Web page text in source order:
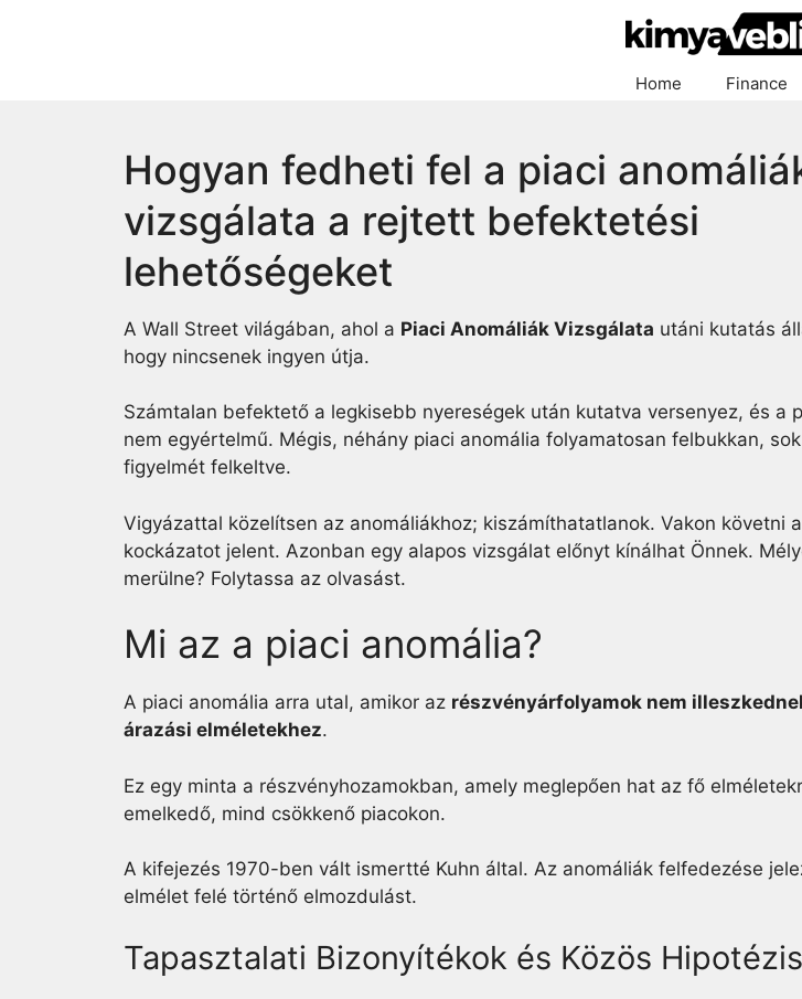
Home Finance
Hogyan fedheti fel a piaci
vizsgálata a rejtett befektetési
lehetőségeket
A Wall Street világában, ahol a Piaci Anomáliák Vizsgálata utáni kutatás
hogy nincsenek ingyen útja.
Számtalan befektető a legkisebb nyereségek után kutatva versenyez, és a
nem egyértelmű. Mégis, néhány piaci anomália folyamatosan felbukkan,
figyelmét felkeltve.
Vigyázattal közelítsen az anomáliákhoz; kiszámíthatatlanok. Vakon követni
kockázatot jelent. Azonban egy alapos vizsgálat előnyt kínálhat Önnek.
merülne? Folytassa az olvasást.
Mi az a piaci anomália?
A piaci anomália arra utal, amikor az részvényárfolyamok nem
árazási elméletekhez.
Ez egy minta a részvényhozamokban, amely meglepően hat az fő
emelkedő, mind csökkenő piacokon.
A kifejezés 1970-ben vált ismertté Kuhn által. Az anomáliák felfedezése
elmélet felé történő elmozdulást.
Tapasztalati Bizonyítékok és Közös Hipotézis